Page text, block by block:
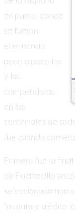
en punto, donde
se fueron
eliminando
poco a poco los
y las
competidoras
en las
semifinales de
fue cuando
Primero fue la
de Puertecillo
seleccionada
favorita y crédito